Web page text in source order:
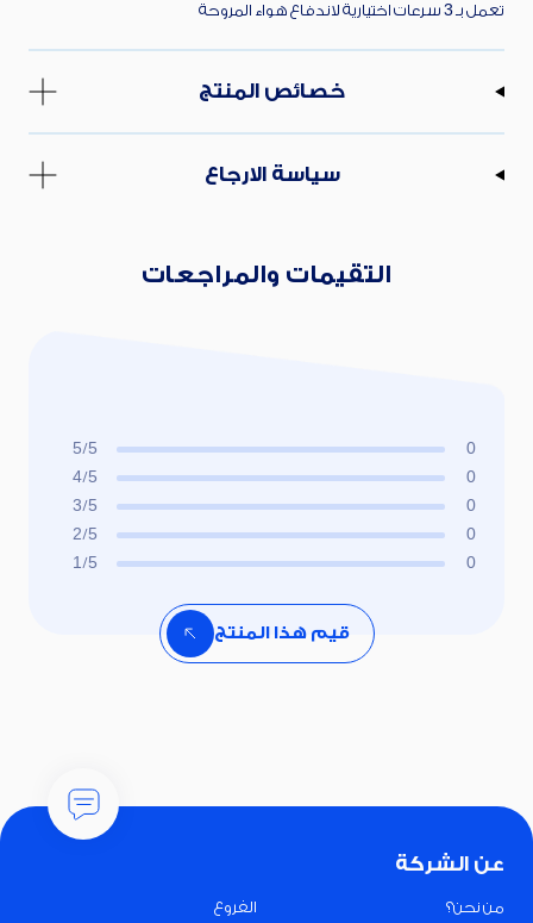
تعمل بـ 3 سرعات اختيارية لاندفاع هواء المروحة
خصائص المنتج
سياسة الارجاع
التقيمات والمراجعات
0
1/5
0
2/5
0
3/5
0
4/5
0
5/5
قيم هذا المنتج
عن الشركة
من نحن؟ الفروع